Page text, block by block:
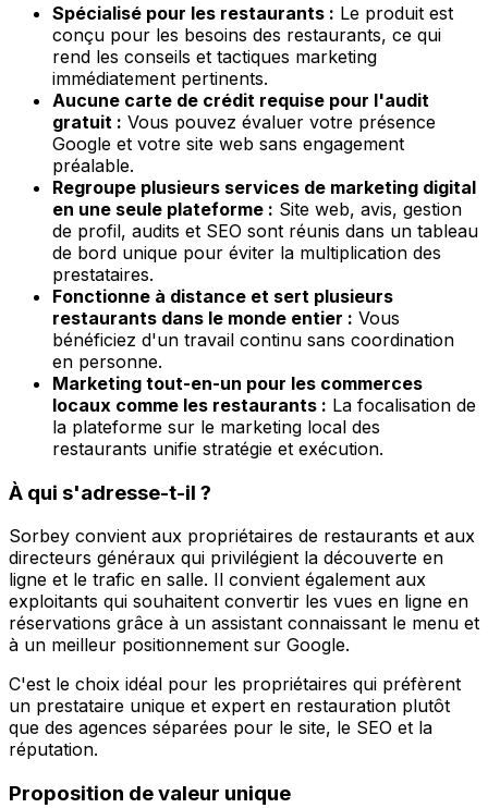
Spécialisé pour les restaurants : Le produit est
conçu pour les besoins des restaurants, ce qui
rend les conseils et tactiques marketing
immédiatement pertinents.
Aucune carte de crédit requise pour l'audit
gratuit : Vous pouvez évaluer votre présence
Google et votre site web sans engagement
préalable.
Regroupe plusieurs services de marketing digital
en une seule plateforme : Site web, avis, gestion
de profil, audits et SEO sont réunis dans un tableau
de bord unique pour éviter la multiplication des
prestataires.
Fonctionne à distance et sert plusieurs
restaurants dans le monde entier : Vous
bénéficiez d'un travail continu sans coordination
en personne.
Marketing tout-en-un pour les commerces
locaux comme les restaurants : La focalisation de
la plateforme sur le marketing local des
restaurants unifie stratégie et exécution.
À qui s'adresse-t-il ?
Sorbey convient aux propriétaires de restaurants et aux
directeurs généraux qui privilégient la découverte en
ligne et le trafic en salle. Il convient également aux
exploitants qui souhaitent convertir les vues en ligne en
réservations grâce à un assistant connaissant le menu et
à un meilleur positionnement sur Google.
C'est le choix idéal pour les propriétaires qui préfèrent
un prestataire unique et expert en restauration plutôt
que des agences séparées pour le site, le SEO et la
réputation.
Proposition de valeur unique